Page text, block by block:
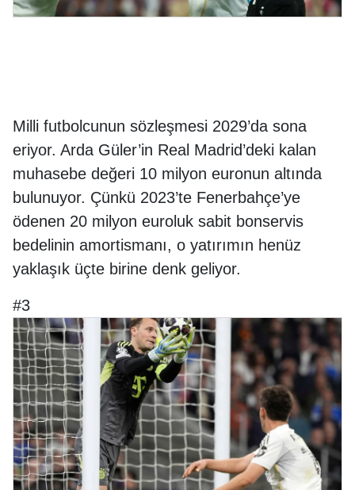
Milli futbolcunun sözleşmesi 2029’da sona
eriyor. Arda Güler’in Real Madrid’deki kalan
muhasebe değeri 10 milyon euronun altında
bulunuyor. Çünkü 2023’te Fenerbahçe’ye
ödenen 20 milyon euroluk sabit bonservis
bedelinin amortismanı, o yatırımın henüz
yaklaşık üçte birine denk geliyor.
#3